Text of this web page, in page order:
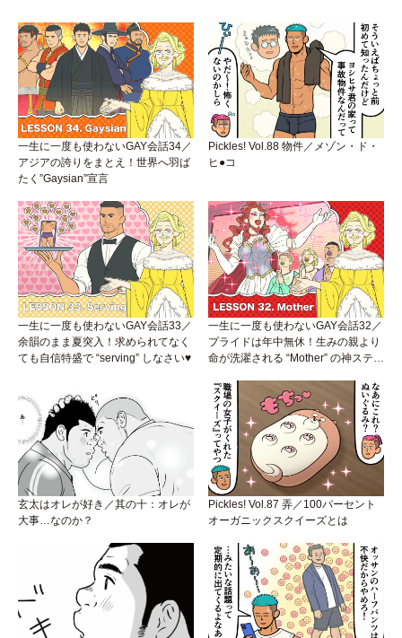
一生に一度も使わないGAY会話34／
アジアの誇りをまとえ！世界へ羽ば
たく”Gaysian”宣言
Pickles! Vol.88 物件／メゾン・ド・
ヒ●コ
一生に一度も使わないGAY会話33／
余韻のまま夏突入！求められてなく
ても自信特盛で “serving” しなさい♥
一生に一度も使わないGAY会話32／
プライドは年中無休！生みの親より
命が洗濯される “Mother” の神ステー
玄太はオレが好き／其の十：オレが
大事…なのか？
Pickles! Vol.87 弄／100パーセント
オーガニックスクイーズとは